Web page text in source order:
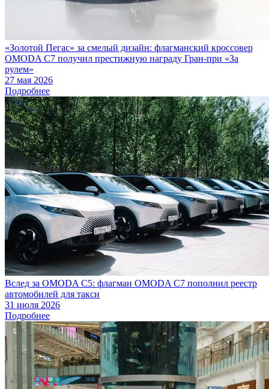
«Золотой Пегас» за смелый дизайн: флагманский кроссовер
OMODA C7 получил престижную награду Гран-при «За
рулем»
27 мая 2026
Подробнее
Вслед за OMODA C5: флагман OMODA C7 пополнил реестр
автомобилей для такси
31 июля 2026
Подробнее